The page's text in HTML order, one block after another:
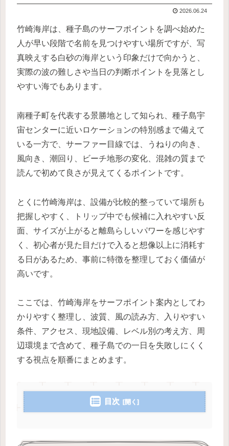
2026.06.24
竹崎海岸は、種子島のサーフポイントを調べ始めた
人が早い段階で名前を見つけやすい場所ですが、写
真映えする白砂の海岸という印象だけで向かうと、
実際の波の難しさや当日の判断ポイントを見落とし
やすい海でもあります。
南種子町を代表する景勝地として知られ、種子島宇
宙センターに近いロケーションの特別感まで備えて
いる一方で、サーファー目線では、うねりの向き、
風向き、潮回り、ビーチ地形の変化、混雑の質まで
読んで初めて良さが見えてくるポイントです。
とくに竹崎海岸は、設備が比較的整っていて場所も
把握しやすく、トリップ中でも候補に入れやすい反
面、サイズが上がると離島らしいパワーを感じやす
く、初心者が見た目だけで入ると想像以上に消耗す
る日があるため、事前に特徴を整理しておく価値が
高いです。
ここでは、竹崎海岸をサーフポイント案内としてわ
かりやすく整理し、波質、風の読み方、入りやすい
条件、アクセス、現地設備、レベル別の考え方、周
辺環境まで含めて、種子島での一日を失敗しにくく
する視点を順番にまとめます。
目次